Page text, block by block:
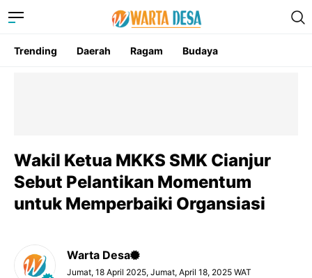
Trending Daerah Ragam Budaya
Wakil Ketua MKKS SMK Cianjur
Sebut Pelantikan Momentum
untuk Memperbaiki Organsiasi
Warta Desa
Jumat, 18 April 2025, Jumat, April 18, 2025 WAT